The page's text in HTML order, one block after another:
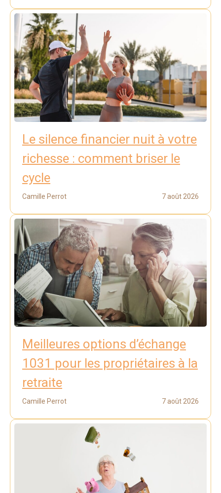
Le silence financier nuit à votre
richesse : comment briser le
cycle
Camille Perrot 7 août 2026
Meilleures options d’échange
1031 pour les propriétaires à la
retraite
Camille Perrot 7 août 2026